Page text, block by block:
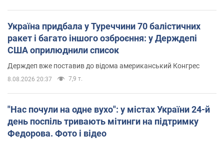
Україна придбала у Туреччини 70 балістичних
ракет і багато іншого озброєння: у Держдепі
США оприлюднили список
Держдеп вже поставив до відома американський Конгрес
8.08.2026 20:37 7,9 т.
"Нас почули на одне вухо": у містах України 24-й
день поспіль тривають мітинги на підтримку
Федорова. Фото і відео